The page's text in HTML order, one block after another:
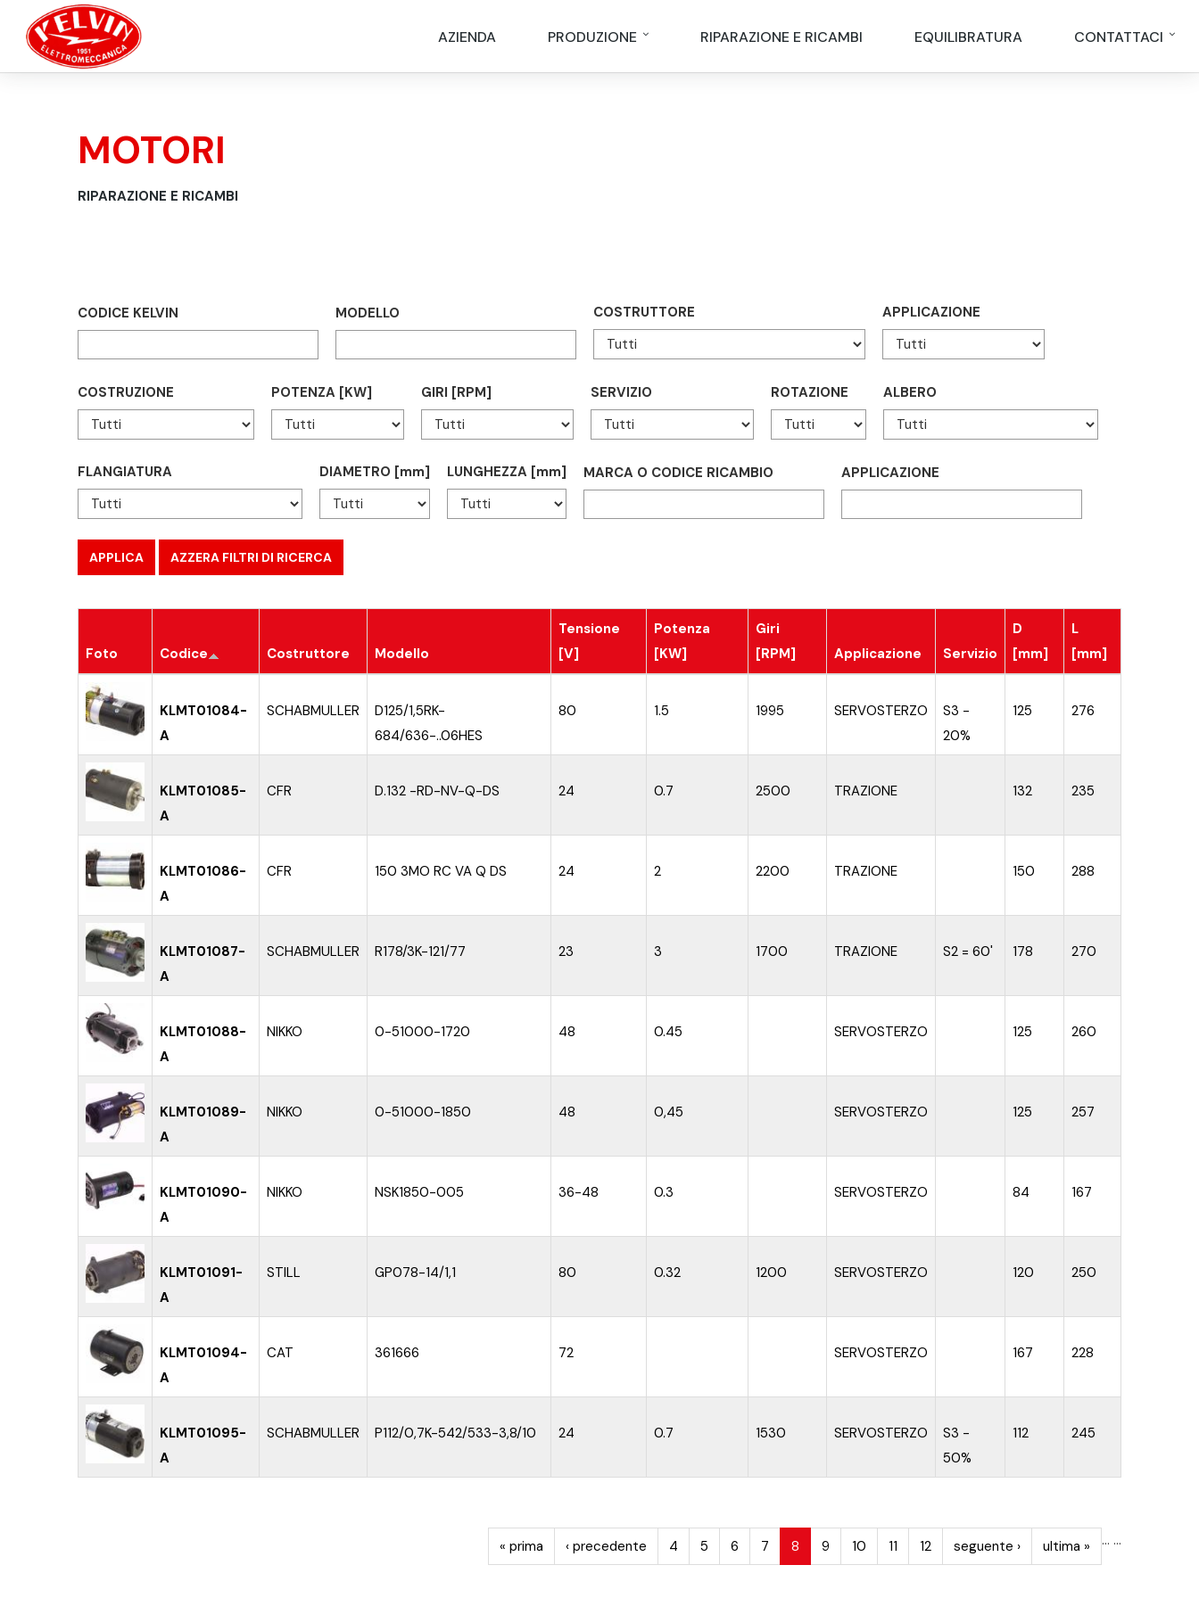
Salta al contenuto principale
AZIENDA PRODUZIONE RIPARAZIONE E RICAMBI EQUILIBRATURA CONTATTACI
MOTORI
TU SEI QUI
RIPARAZIONE E RICAMBI
CODICE KELVIN MODELLO COSTRUTTORE APPLICAZIONE
COSTRUZIONE POTENZA [KW] GIRI [RPM] SERVIZIO ROTAZIONE ALBERO
FLANGIATURA DIAMETRO [mm] LUNGHEZZA [mm] MARCA O CODICE RICAMBIO APPLICAZIONE
Foto Codice Costruttore Modello
Tensione
[V]
Potenza
[KW]
Giri
[RPM]
Applicazione Servizio
D
[mm]
L
[mm]
KLMT01084-
A
SCHABMULLER
D125/1,5RK-
684/636-..06HES
80 1.5 1995 SERVOSTERZO
S3 -
20%
125 276
KLMT01085-
A
CFR D.132 -RD-NV-Q-DS 24 0.7 2500 TRAZIONE 132 235
KLMT01086-
A
CFR 150 3MO RC VA Q DS 24 2 2200 TRAZIONE 150 288
KLMT01087-
A
SCHABMULLER R178/3K-121/77 23 3 1700 TRAZIONE S2 = 60' 178 270
KLMT01088-
A
NIKKO 0-51000-1720 48 0.45 SERVOSTERZO 125 260
KLMT01089-
A
NIKKO 0-51000-1850 48 0,45 SERVOSTERZO 125 257
KLMT01090-
A
NIKKO NSK1850-005 36-48 0.3 SERVOSTERZO 84 167
KLMT01091-
A
STILL GP078-14/1,1 80 0.32 1200 SERVOSTERZO 120 250
KLMT01094-
A
CAT 361666 72 SERVOSTERZO 167 228
KLMT01095-
A
SCHABMULLER P112/0,7K-542/533-3,8/10 24 0.7 1530 SERVOSTERZO
S3 -
50%
112 245
« prima ‹ precedente …
4 5 6 7 8 9 10 11 12 …
seguente › ultima »